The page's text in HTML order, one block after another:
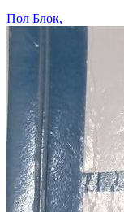
Пол Блок,